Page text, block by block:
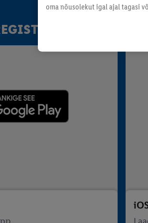
SÄÄSTA
oma nõusolekut igal ajal tagasi